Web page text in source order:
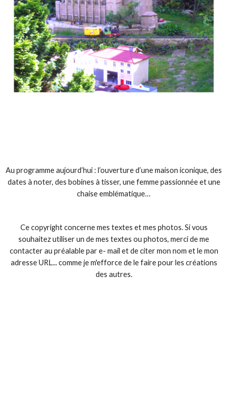
Au programme aujourd’hui : l’ouverture d’une maison iconique, des
dates à noter, des bobines à tisser, une femme passionnée et une
chaise emblématique…
Ce copyright concerne mes textes et mes photos. Si vous
souhaitez utiliser un de mes textes ou photos, merci de me
contacter au préalable par e- mail et de citer mon nom et le mon
adresse URL... comme je m'efforce de le faire pour les créations
des autres.